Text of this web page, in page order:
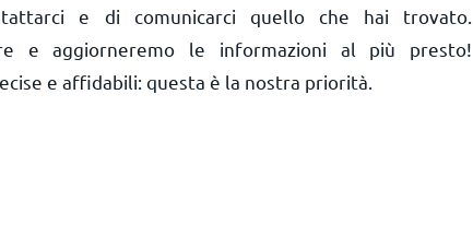
e di comunicarci quello che hai trovato.
e aggiorneremo le informazioni al più presto!
e affidabili: questa è la nostra priorità.